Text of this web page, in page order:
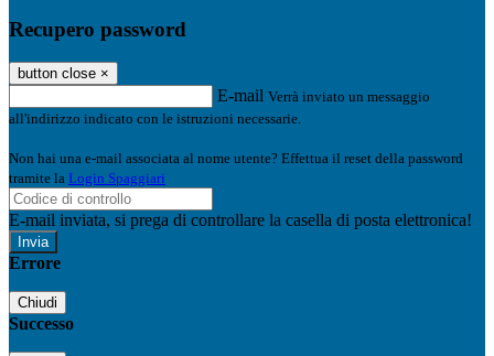
Recupero password
button close ×
E-mail Verrà inviato un messaggio
all'indirizzo indicato con le istruzioni necessarie.
Non hai una e-mail associata al nome utente? Effettua il reset della password
tramite la Login Spaggiari
E-mail inviata, si prega di controllare la casella di posta elettronica!
Errore
Chiudi
Successo